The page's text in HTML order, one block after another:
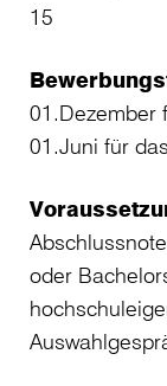
15
01.Dezember
01.Juni für
oder